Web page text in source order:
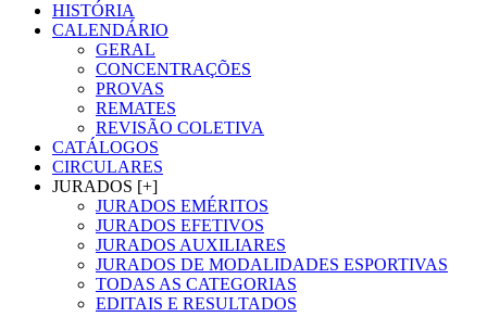
HISTÓRIA
CALENDÁRIO
GERAL
CONCENTRAÇÕES
PROVAS
REMATES
REVISÃO COLETIVA
CATÁLOGOS
CIRCULARES
JURADOS [+]
JURADOS EMÉRITOS
JURADOS EFETIVOS
JURADOS AUXILIARES
JURADOS DE MODALIDADES ESPORTIVAS
TODAS AS CATEGORIAS
EDITAIS E RESULTADOS